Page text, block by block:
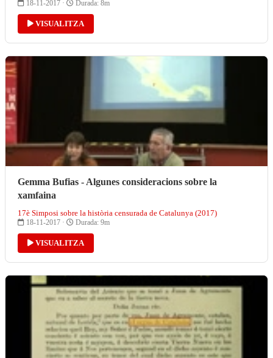
18-11-2017 · Durada: 8m
VISUALITZA
Gemma Bufias - Algunes consideracions sobre la
xamfaina
17è Simposi sobre la història censurada de Catalunya (2017)
18-11-2017 · Durada: 9m
VISUALITZA